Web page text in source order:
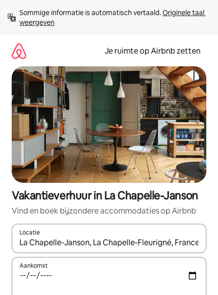
direct
naar
Sommige informatie is automatisch vertaald. Originele taal
weergeven
Je ruimte op Airbnb zetten
Vakantieverhuur in La Chapelle-Janson
Vind en boek bijzondere accommodaties op Airbnb
Locatie
Wanneer er suggesties beschikbaar zijn, maak je een keuze
Aankomst